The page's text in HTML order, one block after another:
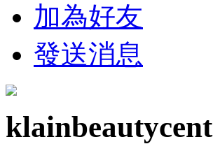
加為好友
發送消息
klainbeautycent